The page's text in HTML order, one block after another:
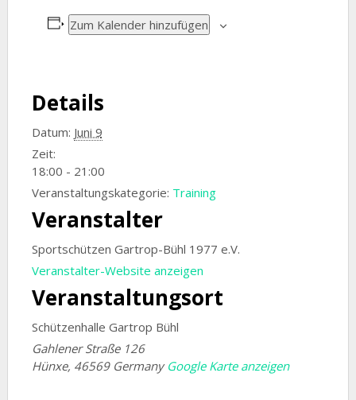
Zum Kalender hinzufügen
Details
Datum: Juni 9
Zeit:
18:00 - 21:00
Veranstaltungskategorie: Training
Veranstaltungsort
Schützenhalle Gartrop Bühl
Gahlener Straße 126
Hünxe, 46569 Germany Google Karte anzeigen
Veranstalter
Sportschützen Gartrop-Bühl 1977 e.V.
Veranstalter-Website anzeigen